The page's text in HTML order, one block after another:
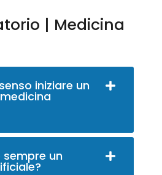
| Medicina
iniziare un
sempre un